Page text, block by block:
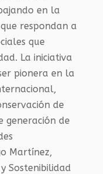
en la
respondan a
que
La iniciativa
pionera en la
de
generación de
Martínez,
Sostenibilidad